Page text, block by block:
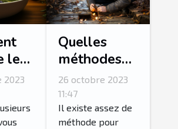
le
?
2023
Quelles
méthodes
pour
détecter une
fuite d’eau ?
26 octobre 2023
11:47
Il existe assez de
méthode pour